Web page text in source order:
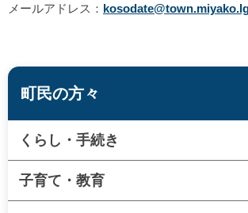
メールアドレス：
町民の方々
くらし・手続き
子育て・教育